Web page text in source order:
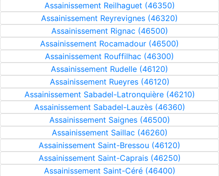
Assainissement Reilhaguet (46350)
Assainissement Reyrevignes (46320)
Assainissement Rignac (46500)
Assainissement Rocamadour (46500)
Assainissement Rouffilhac (46300)
Assainissement Rudelle (46120)
Assainissement Rueyres (46120)
Assainissement Sabadel-Latronquière (46210)
Assainissement Sabadel-Lauzès (46360)
Assainissement Saignes (46500)
Assainissement Saillac (46260)
Assainissement Saint-Bressou (46120)
Assainissement Saint-Caprais (46250)
Assainissement Saint-Céré (46400)